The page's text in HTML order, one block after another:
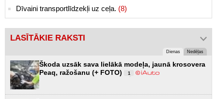
Dīvaini transportlīdzekļi uz ceļa. (8)
LASĪTĀKIE RAKSTI
Dienas Nedēļas
Škoda uzsāk sava lielākā modeļa, jaunā krosovera
Peaq, ražošanu (+ FOTO)
1